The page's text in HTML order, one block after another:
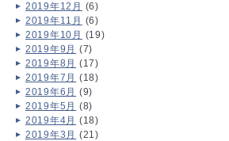
2019年12月 (6)
2019年11月 (6)
2019年10月 (19)
2019年9月 (7)
2019年8月 (17)
2019年7月 (18)
2019年6月 (9)
2019年5月 (8)
2019年4月 (18)
2019年3月 (21)